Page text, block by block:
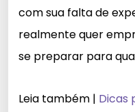
com sua falta de
realmente quer
se preparar para
Leia também | Dicas